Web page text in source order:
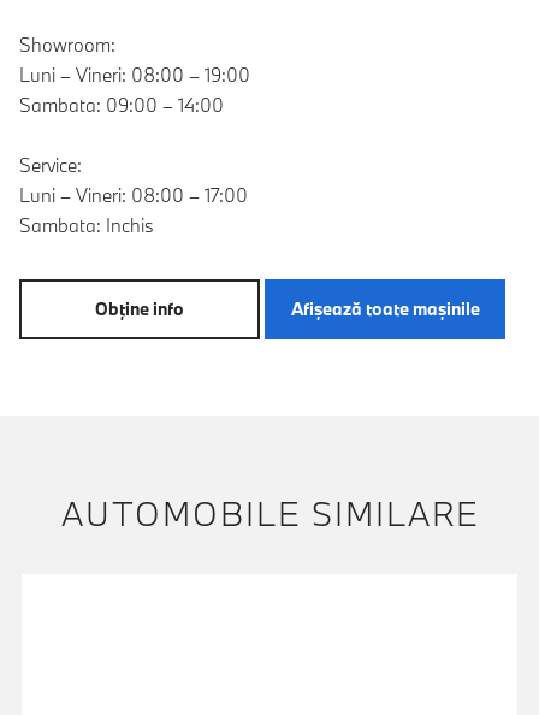
Showroom:
Luni – Vineri: 08:00 – 19:00
Sambata: 09:00 – 14:00
Service:
Luni – Vineri: 08:00 – 17:00
Sambata: Inchis
Obţine info Afişează toate maşinile
AUTOMOBILE SIMILARE